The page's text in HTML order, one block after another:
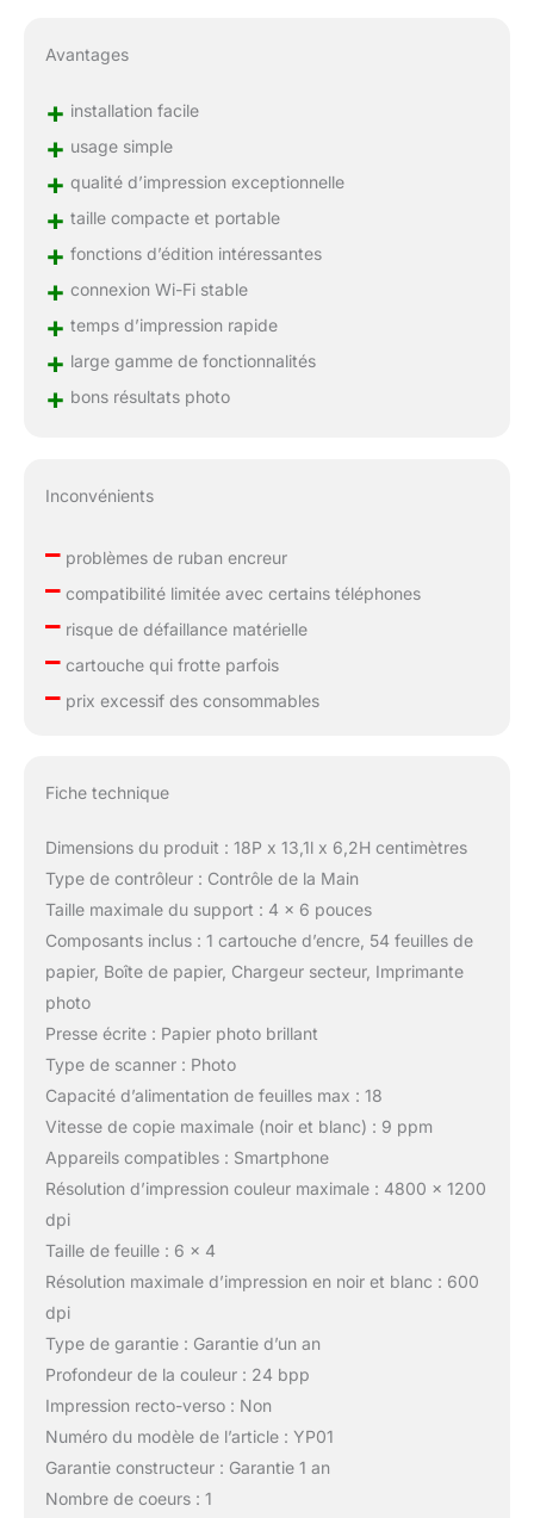
Avantages
+ installation facile
+ usage simple
+ qualité d’impression exceptionnelle
+ taille compacte et portable
+ fonctions d’édition intéressantes
+ connexion Wi-Fi stable
+ temps d’impression rapide
+ large gamme de fonctionnalités
+ bons résultats photo
Inconvénients
–problèmes de ruban encreur
–compatibilité limitée avec certains téléphones
–risque de défaillance matérielle
–cartouche qui frotte parfois
–prix excessif des consommables
Fiche technique
Dimensions du produit : 18P x 13,1l x 6,2H centimètres
Type de contrôleur : Contrôle de la Main
Taille maximale du support : 4 x 6 pouces
Composants inclus : 1 cartouche d’encre, 54 feuilles de
papier, Boîte de papier, Chargeur secteur, Imprimante
photo
Presse écrite : Papier photo brillant
Type de scanner : Photo
Capacité d’alimentation de feuilles max : 18
Vitesse de copie maximale (noir et blanc) : 9 ppm
Appareils compatibles : Smartphone
Résolution d’impression couleur maximale : 4800 x 1200
dpi
Taille de feuille : 6 x 4
Résolution maximale d’impression en noir et blanc : 600
dpi
Type de garantie : Garantie d’un an
Profondeur de la couleur : 24 bpp
Impression recto-verso : Non
Numéro du modèle de l’article : YP01
Garantie constructeur : Garantie 1 an
Nombre de coeurs : 1